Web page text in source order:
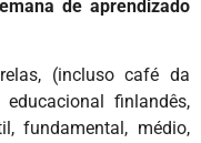
de aprendizado
(incluso café da
finlandês,
fundamental, médio,